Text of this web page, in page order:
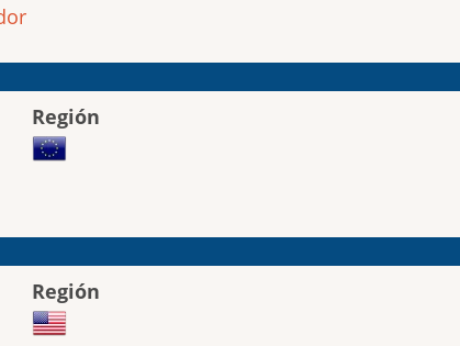
Región
Región